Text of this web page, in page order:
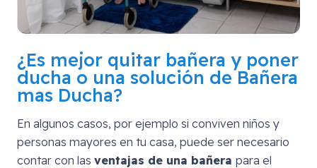
¿Es mejor quitar bañera y poner
ducha o una solución de Bañera
mas Ducha?
En algunos casos, por ejemplo si conviven niños y
personas mayores en tu casa, puede ser necesario
contar con las ventajas de una bañera para el